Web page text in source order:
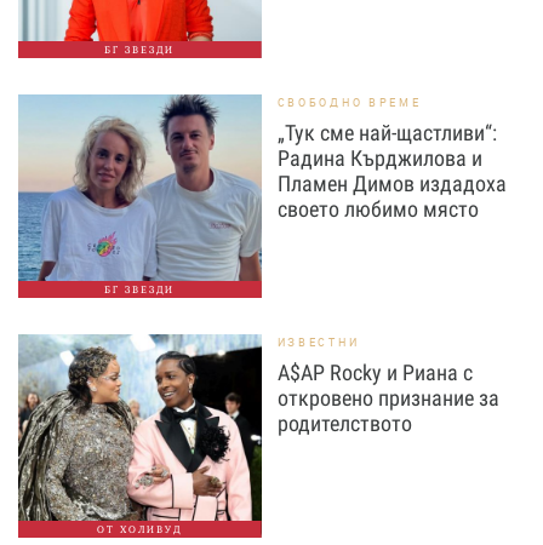
БГ ЗВЕЗДИ
БГ ЗВЕЗДИ
СВОБОДНО ВРЕМЕ
„Тук сме най-щастливи“:
Радина Кърджилова и
Пламен Димов издадоха
своето любимо място
ОТ ХОЛИВУД
ИЗВЕСТНИ
A$AP Rocky и Риана с
откровено признание за
родителството